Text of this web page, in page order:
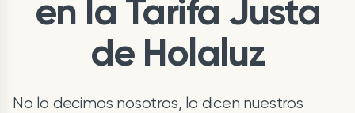
en la Tarifa Justa
de Holaluz
No lo decimos nosotros, lo dicen nuestros